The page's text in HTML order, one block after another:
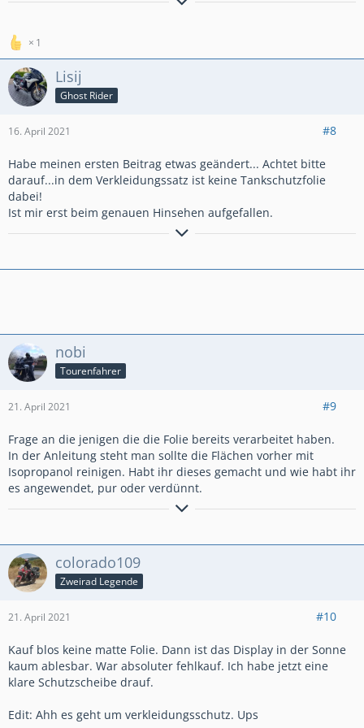
Freundliche Grüße Lisij
Bleib wie du bist und sei immer ehrlich
1
Lisij
Ghost Rider
16. April 2021 #8
Habe meinen ersten Beitrag etwas geändert... Achtet bitte
darauf...in dem Verkleidungssatz ist keine Tankschutzfolie
dabei!
Ist mir erst beim genauen Hinsehen aufgefallen.
Freundliche Grüße Lisij
Bleib wie du bist und sei immer ehrlich
nobi
Tourenfahrer
21. April 2021 #9
Frage an die jenigen die die Folie bereits verarbeitet haben.
In der Anleitung steht man sollte die Flächen vorher mit
Isopropanol reinigen. Habt ihr dieses gemacht und wie habt ihr
es angewendet, pur oder verdünnt.
Gruß vom Niederrhein
Norbert
1100 SD09
colorado109
Zweirad Legende
21. April 2021 #10
Kauf blos keine matte Folie. Dann ist das Display in der Sonne
kaum ablesbar. War absoluter fehlkauf. Ich habe jetzt eine
klare Schutzscheibe drauf.
Edit: Ahh es geht um verkleidungsschutz. Ups